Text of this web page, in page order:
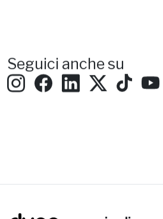
Seguici anche su